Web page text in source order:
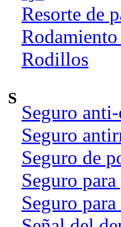
Resorte de
Rodillos
S
Seguro
Seguro
Seguro de
Seguro
Seguro